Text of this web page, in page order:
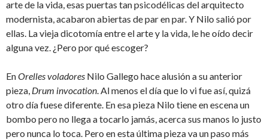
arte de la vida, esas puertas tan psicodélicas del arquitecto
modernista, acabaron abiertas de par en par. Y Nilo salió por
ellas. La vieja dicotomía entre el arte y la vida, le he oído decir
alguna vez. ¿Pero por qué escoger?
EnOrelles voladores Nilo Gallego hace alusión a su anterior
pieza, Drum invocation. Al menos el día que lo vi fue así, quizá
otro día fuese diferente. En esa pieza Nilo tiene en escena un
bombo pero no llega a tocarlo jamás, acerca sus manos lo justo
pero nunca lo toca. Pero en esta última pieza va un paso más